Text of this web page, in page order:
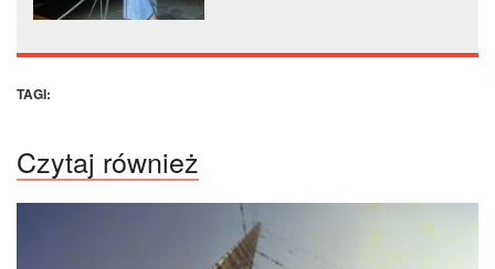
TAGI:
Czytaj również